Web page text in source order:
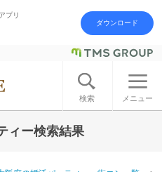
アカウント登録
プリ
ダウンロード
検索 メニュー
ィー検索結果